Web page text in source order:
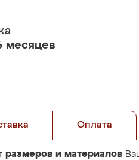
месяцев
Оплата
размеров и материалов